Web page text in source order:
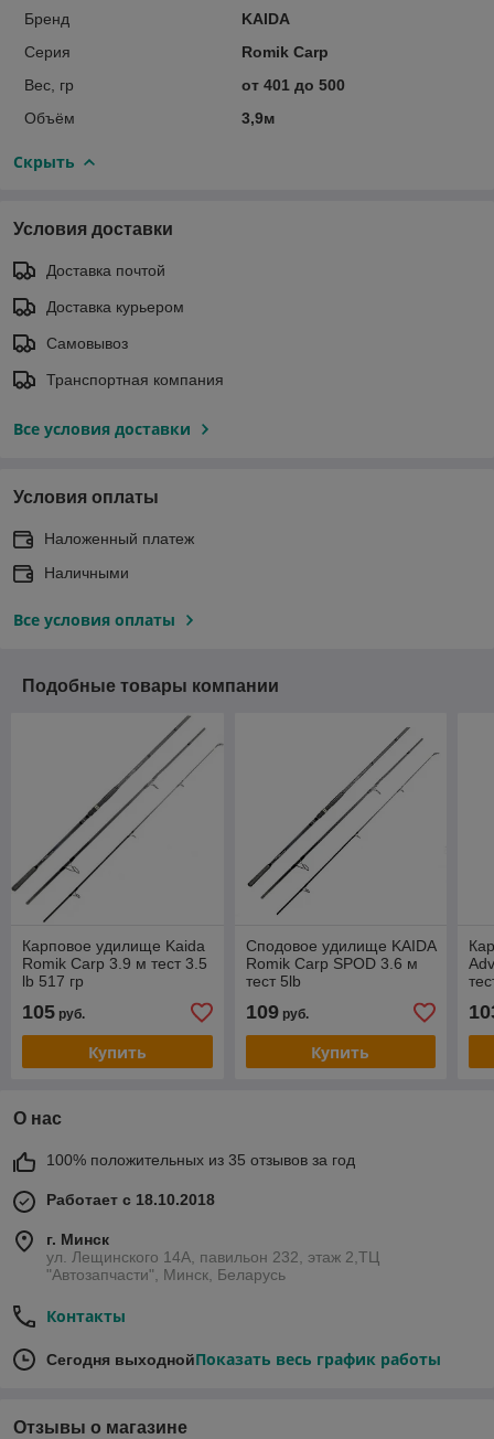
Бренд
KAIDA
Серия
Romik Carp
Вес, гр
от 401 до 500
Объём
3,9м
Скрыть
Условия доставки
Доставка почтой
Доставка курьером
Самовывоз
Транспортная компания
Все условия доставки
Условия оплаты
Наложенный платеж
Наличными
Все условия оплаты
Подобные товары компании
Карповое удилище Kaida
Romik Carp 3.9 м тест 3.5
lb 517 гр
105 руб.
Купить
Сподовое удилище KAIDA
Romik Carp SPOD 3.6 м
тест 5lb
109руб.
Купить
О нас
100% положительных из 35 отзывов за год
Работает с 18.10.2018
г. Минск
ул. Лещинского 14А, павильон 232, этаж 2,ТЦ
"Автозапчасти", Минск, Беларусь
Контакты
Сегодня выходнойПоказать весь график работы
Отзывы о магазине